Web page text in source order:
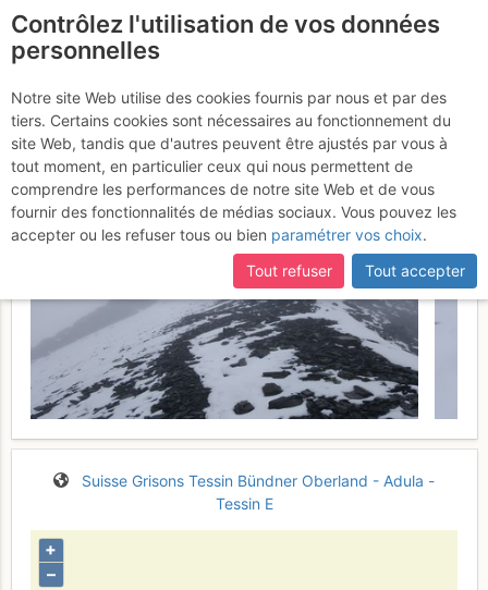
certaines pages ne sont plus accessibles, manquantes ou
incomplètes, déconnectez-vous puis reconnectez-vous à votre
compte sur le site.
Scopì : dal Passo
Lucomagno
Dimanche 2 juillet 2017
Suisse Grisons Tessin Bündner Oberland - Adula -
Tessin E
+
–
Contrôlez l'utilisation de vos données
personnelles
Notre site Web utilise des cookies fournis par nous et par des
tiers. Certains cookies sont nécessaires au fonctionnement du
site Web, tandis que d'autres peuvent être ajustés par vous à
tout moment, en particulier ceux qui nous permettent de
comprendre les performances de notre site Web et de vous
fournir des fonctionnalités de médias sociaux. Vous pouvez les
accepter ou les refuser tous ou bien paramétrer vos choix.
Tout refuser
Tout accepter